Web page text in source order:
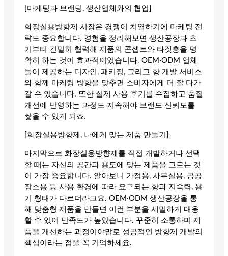
[마케팅과 브랜딩, 생산업체와의 협업]
화장실용방향제 시장은 경쟁이 치열하기에 마케팅 전
략도 중요합니다. 경험을 정리해보면 생산공장과 초
기부터 긴밀히 협력해 제품의 콘셉트와 타겟층을 명
확히 하는 것이 효과적이었습니다. OEM·ODM 업체
들이 제공하는 디자인, 패키징, 그리고 향 개발 서비스
와 함께 마케팅 방향을 맞추면 소비자에게 더 잘 다가
갈 수 있습니다. 또한 실제 사용 후기를 수집하고 품질
개선에 반영하는 과정도 지속해야 브랜드 신뢰도를
쌓을 수 있게 되죠.
[화장실용방향제, 나에게 맞는 제품 만들기]
마지막으로 화장실용방향제를 직접 개발하거나 선택
할 때는 자신의 공간과 용도에 맞는 제품을 고르는 것
이 가장 중요합니다. 알아보니 가정용, 사무실용, 공공
장소용 등 사용 환경에 따라 요구되는 향과 지속력, 용
기 형태가 다르더라고요. OEM·ODM 생산공장을 통
해 맞춤형 제품을 만들면 이런 부분을 세밀하게 대응
할 수 있어 만족도가 높았습니다. 꾸준히 소통하며 제
품을 개선하는 과정이야말로 성공적인 방향제 개발의
핵심이라는 점을 꼭 기억하세요.